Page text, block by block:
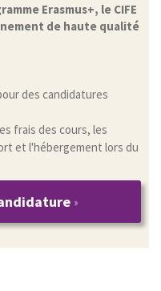
Erasmus+, le CIFE
de haute qualité
des candidatures
frais des cours, les
et l'hébergement lors du